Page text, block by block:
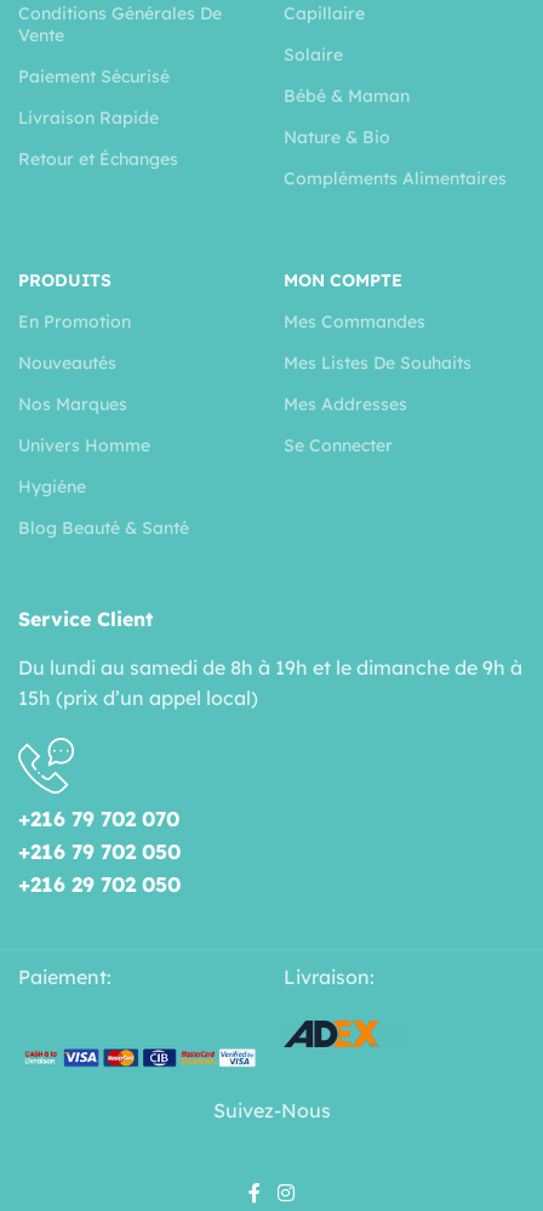
Conditions Générales De
Vente
Paiement Sécurisé
Livraison Rapide
Retour et Échanges
Capillaire
Solaire
Bébé & Maman
Nature & Bio
Compléments Alimentaires
PRODUITS
En Promotion
Nouveautés
Nos Marques
Univers Homme
Hygiéne
Blog Beauté & Santé
MON COMPTE
Mes Commandes
Mes Listes De Souhaits
Mes Addresses
Se Connecter
Service Client
Du lundi au samedi de 8h à 19h et le dimanche de 9h à
15h (prix d’un appel local)
+216 79 702 070
+216 79 702 050
+216 29 702 050
Paiement: Livraison:
Suivez-Nous